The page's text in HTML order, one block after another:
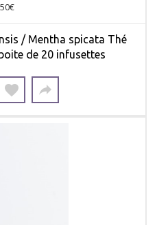
/ Mentha spicata Thé
de 20 infusettes